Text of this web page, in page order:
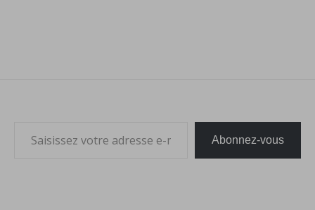
Abonnez-vous